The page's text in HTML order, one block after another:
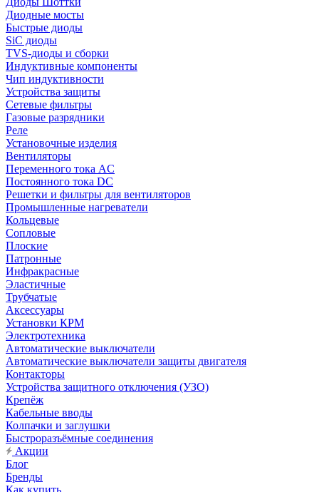
Диодные мосты
Быстрые диоды
SiC диоды
TVS-диоды и сборки
Индуктивные компоненты
Чип индуктивности
Устройства защиты
Сетевые фильтры
Газовые разрядники
Реле
Установочные изделия
Вентиляторы
Переменного тока AC
Постоянного тока DC
Решетки и фильтры для вентиляторов
Промышленные нагреватели
Кольцевые
Сопловые
Плоские
Патронные
Инфракрасные
Эластичные
Трубчатые
Аксессуары
Установки КРМ
Электротехника
Автоматические выключатели
Автоматические выключатели защиты двигателя
Контакторы
Устройства защитного отключения (УЗО)
Крепёж
Кабельные вводы
Колпачки и заглушки
Быстроразъёмные соединения
Акции
Блог
Бренды
Как купить